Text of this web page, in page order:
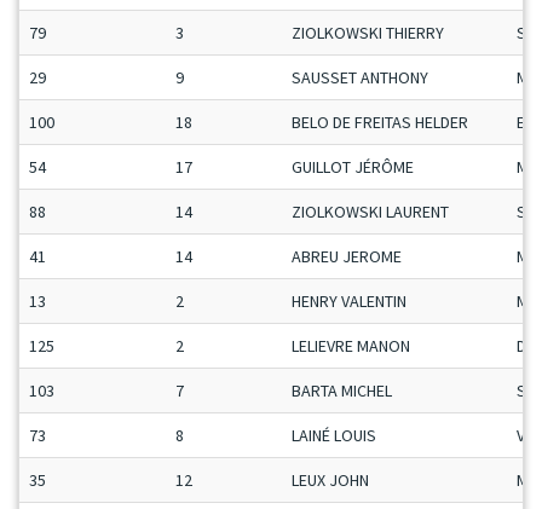
79 3 ZIOLKOWSKI THIERRY
29 9 SAUSSET ANTHONY
100 18 BELO DE FREITAS HELDER ET
54 17 GUILLOT JÉRÔME
88 14 ZIOLKOWSKI LAURENT
41 14 ABREU JEROME
13 2 HENRY VALENTIN
125 2 LELIEVRE MANON
103 7 BARTA MICHEL
73 8 LAINÉ LOUIS Vet
35 12 LEUX JOHN